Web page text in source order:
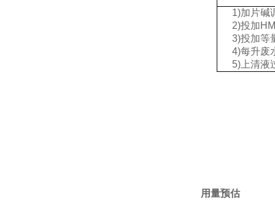
1)加片碱
2)投加
3)投加等
4)每升废
5)上清液
用量预估